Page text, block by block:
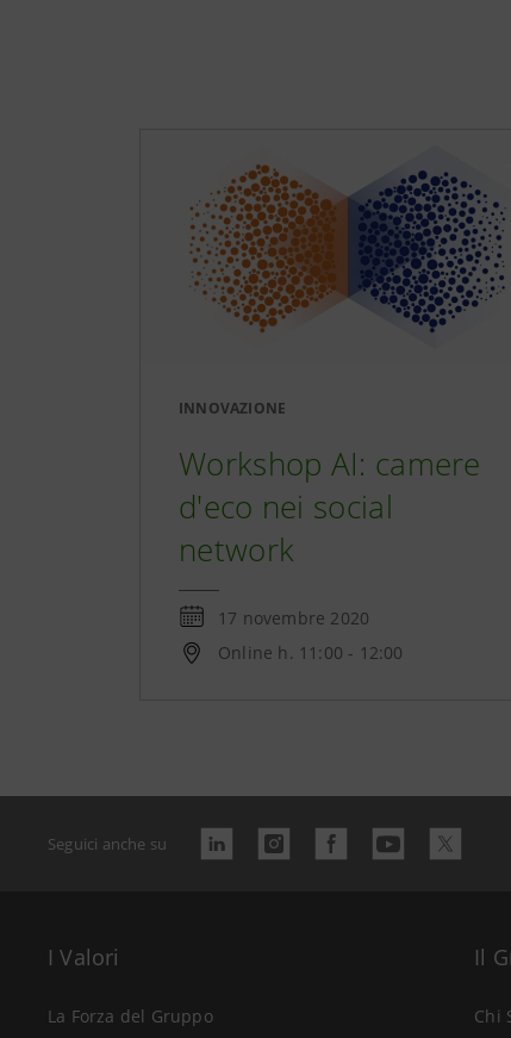
INNOVAZIONE
Workshop AI: camere
d'eco nei social
network
17 novembre 2020
Online h. 11:00 - 12:00
Seguici anche su
I Valori
La Forza del Gruppo
Il
Chi